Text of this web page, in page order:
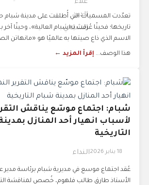
تعدّدت المسميات التي أُطلقت على مدينة شبام
تاريخها؛ فحينًا عُرفت بـ«شبام العالية»، وحينًا آخر
الاسم الذي ذاع صيتها به عالميًا هو «مانهاتن
هذا الوصف... إقرأ المزيد ←
شبام: اجتماع موسّع يناقش
لأسباب انهيار أحد المنازل
التاريخية
18 يناير 2026 النداء
عُقد اجتماع موسع في مديرية شبام برئاسة مدير
الأستاذ طارق طالب فلهوم، خُصص لمناقشة